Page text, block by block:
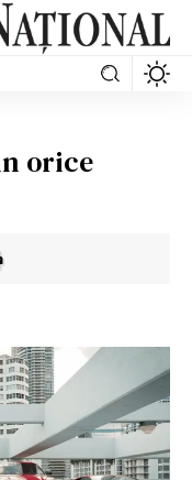
orice